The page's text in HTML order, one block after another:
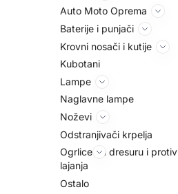
Auto Moto Oprema
Baterije i punjači
Krovni nosači i kutije
Kubotani
Lampe
Naglavne lampe
Noževi
Odstranjivači krpelja
Ogrlice za dresuru i protiv
lajanja
Ostalo